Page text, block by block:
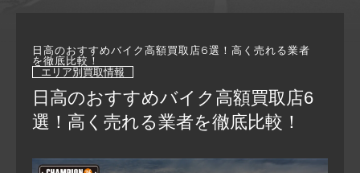
日高のおすすめバイク高額買取店6選！高く売れる業者
を徹底比較！
エリア別買取情報
日高のおすすめバイク高額買取店6
選！高く売れる業者を徹底比較！